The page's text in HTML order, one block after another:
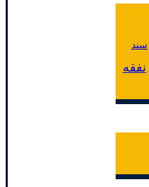
سند
نفقه